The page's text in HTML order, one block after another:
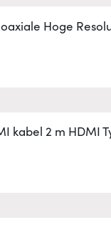
Hoge
kabel 2 m HDMI